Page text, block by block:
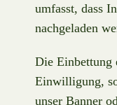
umfasst, dass
nachgeladen
Die Einbettung
Einwilligung,
unser Banner